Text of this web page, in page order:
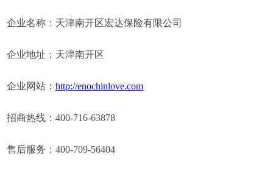
企业名称：天津南开区宏达保险有限公司
企业地址：天津南开区
企业网站：http://enochinlove.com
招商热线：400-716-63878
售后服务：400-709-56404